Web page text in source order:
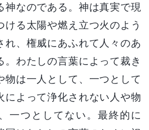
神なのである。神は真実で現
ける太陽や燃え立つ火のよう
れ、権威にあふれて人々のあ
。わたしの言葉によって裁き
物は一人として、一つとして
によって浄化されない人や物
一つとしてない。最終的に